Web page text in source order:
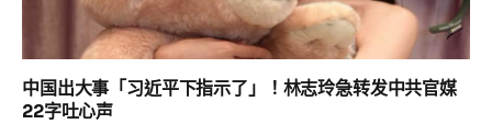
中国出大事「习近平下指示了」！林志玲急转发中共官媒
22字吐心声